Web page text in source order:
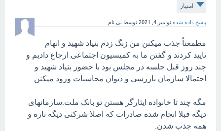
امتیاز
پاسخ داده شده نوامبر 4, 2021 توسط بی نام
مطمعناً جذب میکنن من زنگ زدم بنیاد شهید و انهام
تایید کردند و گفتن ما به کمیسیون اجتماعی ارجاع دادیم و
چند روز قبل جلسه در مجلس بود با حضور بنیاد شهید و
احتمالا سازمان بازرسی و دیوان محاسبات ورود میکنن
مگه چند تا خانواده ایثارگر هستن تو بانک ملت.سازمانهای
دیگه قبلا انجام شده صادرات که اصلا شرکتی دیگه ناره و
همه جذب شدن.